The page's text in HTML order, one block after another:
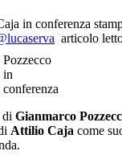
in conferenza
articolo
Pozzecco
in
conferenza
di Gianmarco
Attilio Caja come